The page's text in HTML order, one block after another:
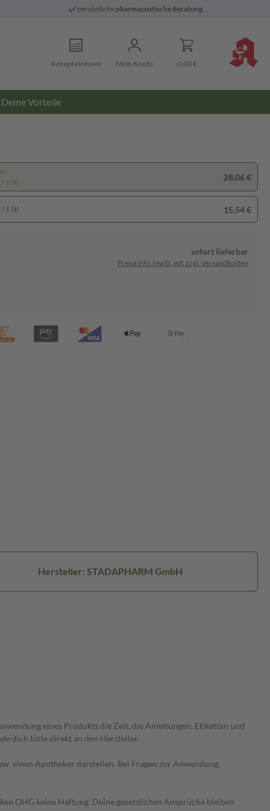
persönliche pharmazeutische Beratung
Rezept einlösen Mein Konto 0,00 €
Deine Vorteile
1 St)
28,06 €
1 St) 15,54 €
sofort lieferbar
Preise inkl. MwSt. ggf. zzgl. Versandkosten
Hersteller: STADAPHARM GmbH
eines Produkts die Zeit, die Anleitungen, Etiketten und
dich bitte direkt an den Hersteller.
einen Apotheker darstellen. Bei Fragen zur Anwendung,
OHG keine Haftung. Deine gesetzlichen Ansprüche bleiben